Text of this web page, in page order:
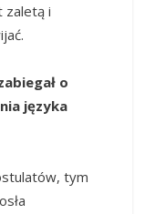
zaletą i
o
języka
tym